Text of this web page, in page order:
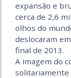
expansão e
cerca de 2,6
olhos do
deslocaram
final de 2013.
A imagem do
solitariamente